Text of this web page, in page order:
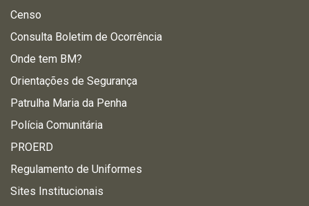
Censo
Consulta Boletim de Ocorrência
Onde tem BM?
Orientações de Segurança
Patrulha Maria da Penha
Polícia Comunitária
PROERD
Regulamento de Uniformes
Sites Institucionais